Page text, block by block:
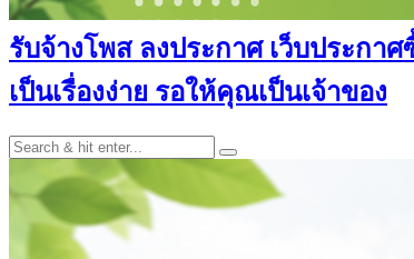
รับจ้างโพส ลงประกาศ เว็บประกา
เป็นเรื่องง่าย รอให้คุณเป็นเจ้าของ